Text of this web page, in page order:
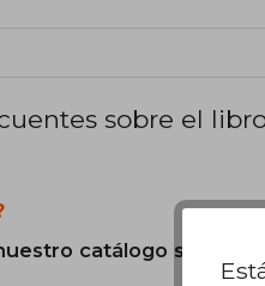
sobre el
catálogo son